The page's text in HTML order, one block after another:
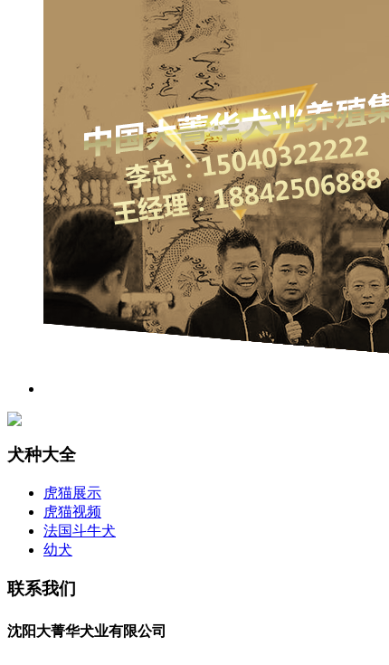
犬种大全
虎猫展示
虎猫视频
法国斗牛犬
幼犬
联系我们
沈阳大菁华犬业有限公司